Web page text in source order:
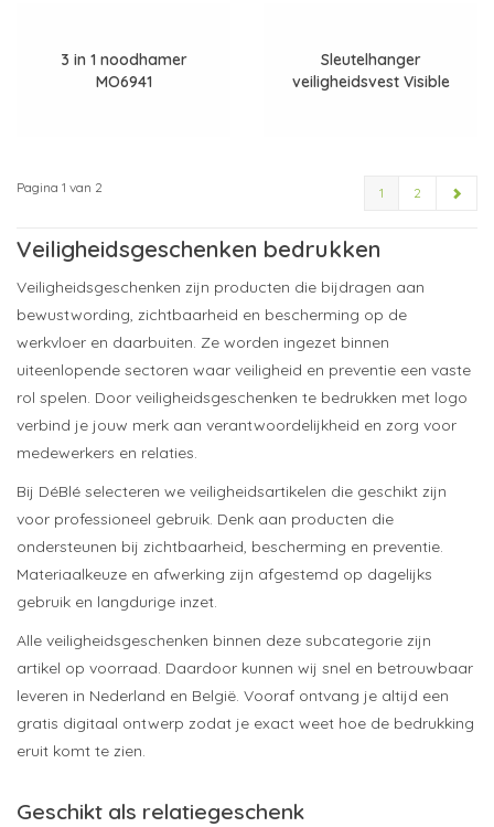
3 in 1 noodhamer
MO6941
Sleutelhanger
veiligheidsvest Visible
Pagina 1 van 2 1 2
Veiligheidsgeschenken bedrukken
Veiligheidsgeschenken zijn producten die bijdragen aan
bewustwording, zichtbaarheid en bescherming op de
werkvloer en daarbuiten. Ze worden ingezet binnen
uiteenlopende sectoren waar veiligheid en preventie een vaste
rol spelen. Door veiligheidsgeschenken te bedrukken met logo
verbind je jouw merk aan verantwoordelijkheid en zorg voor
medewerkers en relaties.
Bij DéBlé selecteren we veiligheidsartikelen die geschikt zijn
voor professioneel gebruik. Denk aan producten die
ondersteunen bij zichtbaarheid, bescherming en preventie.
Materiaalkeuze en afwerking zijn afgestemd op dagelijks
gebruik en langdurige inzet.
Alle veiligheidsgeschenken binnen deze subcategorie zijn
artikel op voorraad. Daardoor kunnen wij snel en betrouwbaar
leveren in Nederland en België. Vooraf ontvang je altijd een
gratis digitaal ontwerp zodat je exact weet hoe de bedrukking
eruit komt te zien.
Geschikt als relatiegeschenk